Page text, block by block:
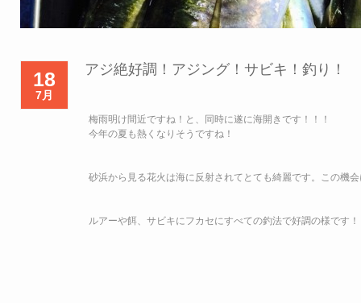
18
7月
アジ絶好調！アジング！サビキ！釣り！
梅雨明け間近ですね！と、同時に遂に海開きです！！！
今年の夏も熱くなりそうですね！
砂浜から見る花火は海に反射されてとても綺麗です。この機
ルアーや餌、サビキにフカセにすべての釣法で好調の様です！